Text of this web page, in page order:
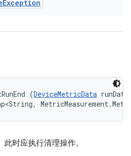
Exception
(DeviceMetricData
时应执行清理操作。